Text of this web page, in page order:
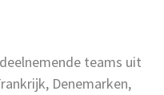
teams uit
Denemarken,